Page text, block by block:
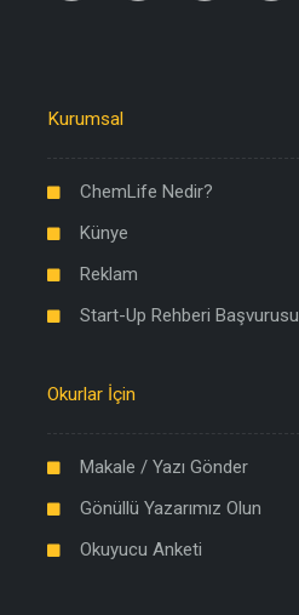
Kurumsal
ChemLife Nedir?
Künye
Reklam
Start-Up Rehberi Başvurusu
Okurlar İçin
Makale / Yazı Gönder
Gönüllü Yazarımız Olun
Okuyucu Anketi